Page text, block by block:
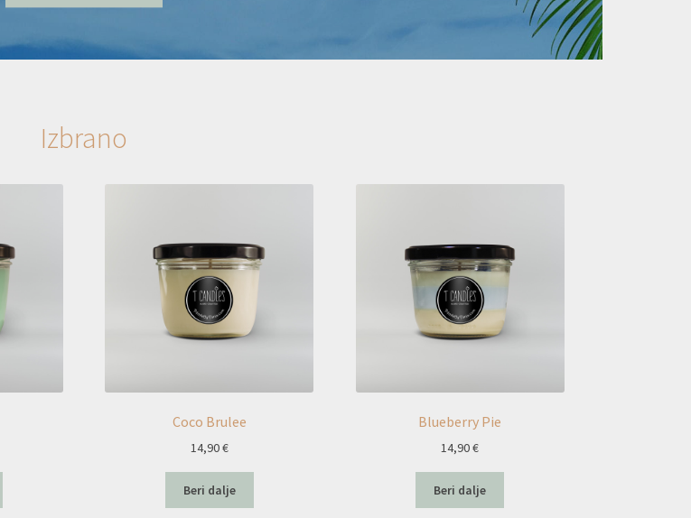
Izbrano
Coco Brulee
14,90€
Beri dalje
Blueberry Pie
14,90€
Beri dalje